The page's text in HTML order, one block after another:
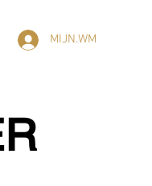
MIJN.WM